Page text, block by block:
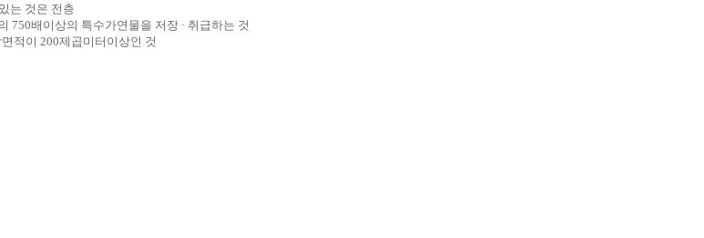
는 것은 전층
750배이상의 특수가연물을 저장 · 취급하는 것
적이 200제곱미터이상인 것